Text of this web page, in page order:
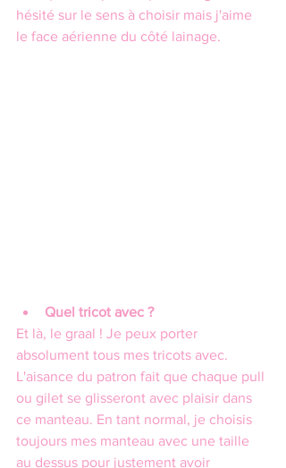
hésité sur le sens à choisir mais j'aime
le face aérienne du côté lainage.
Quel tricot avec ?
Et là, le graal ! Je peux porter
absolument tous mes tricots avec.
L'aisance du patron fait que chaque pull
ou gilet se glisseront avec plaisir dans
ce manteau. En tant normal, je choisis
toujours mes manteau avec une taille
au dessus pour justement avoir